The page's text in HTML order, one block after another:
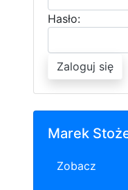
Hasło:
Zaloguj się
Marek
Zobacz